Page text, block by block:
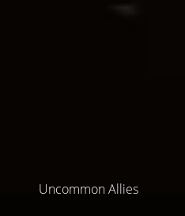
Uncommon Allies